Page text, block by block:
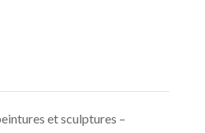
et sculptures –